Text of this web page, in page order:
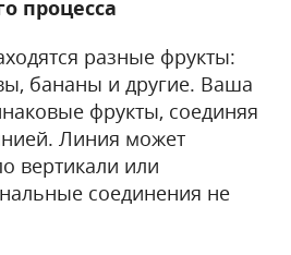
процесса
разные фрукты:
бананы и другие. Ваша
фрукты, соединяя
Линия может
вертикали или
соединения не